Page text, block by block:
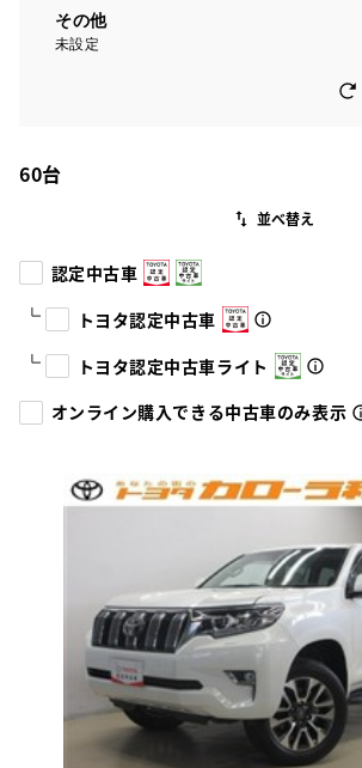
その他
未設定
60台
認定中古車
トヨタ認定中古車
トヨタ認定中古車ライト
オンライン購入できる中古車のみ表示